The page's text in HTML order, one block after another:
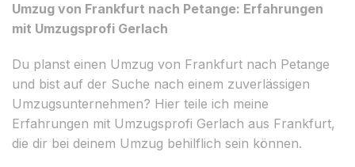
Umzug von Frankfurt nach Petange: Erfahrungen
mit Umzugsprofi Gerlach
Du planst einen Umzug von Frankfurt nach Petange
und bist auf der Suche nach einem zuverlässigen
Umzugsunternehmen? Hier teile ich meine
Erfahrungen mit Umzugsprofi Gerlach aus Frankfurt,
die dir bei deinem Umzug behilflich sein können.